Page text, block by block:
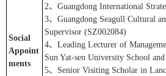
Social
Appoint
ments
2、Guangdong International
3、Guangdong Seagull Cultural
Supervisor (SZ002084)
4、Leading Lecturer of
Sun Yat-sen University School
5、Senior Visiting Scholar in